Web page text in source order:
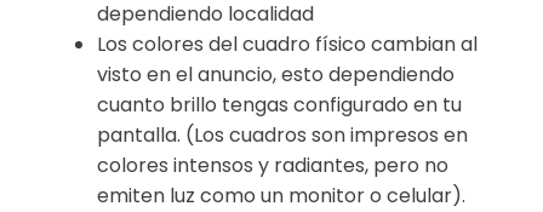
dependiendo localidad
Los colores del cuadro físico cambian al
visto en el anuncio, esto dependiendo
cuanto brillo tengas configurado en tu
pantalla. (Los cuadros son impresos en
colores intensos y radiantes, pero no
emiten luz como un monitor o celular).